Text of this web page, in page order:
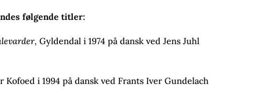
følgende titler:
, Gyldendal i 1974 på dansk ved Jens Juhl
Kofoed i 1994 på dansk ved Frants Iver Gundelach